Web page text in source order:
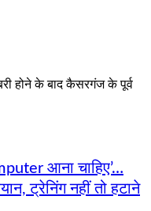
होने के बाद कैसरगंज के पूर्व
आना चाहिए’…
ट्रेनिंग नहीं तो हटाने